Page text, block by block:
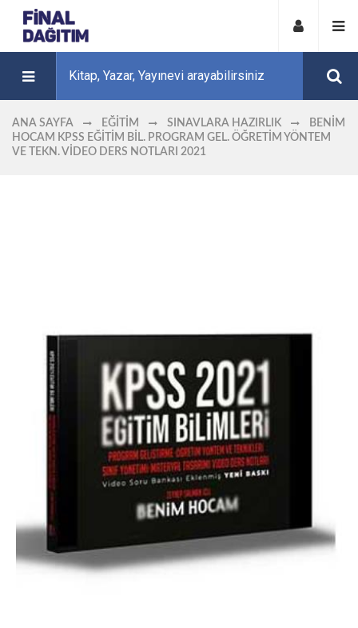
ANA SAYFA EĞITIM SINAVLARA HAZIRLIK
BENIM
HOCAM KPSS EĞITIM BIL. PROGRAM GEL. ÖĞRETIM YÖNTEM
VE TEKN. VIDEO DERS NOTLARI 2021